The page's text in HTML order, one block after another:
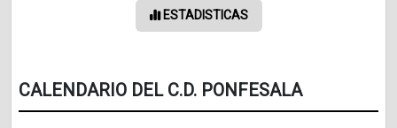
ESTADISTICAS
CALENDARIO DEL C.D. PONFESALA